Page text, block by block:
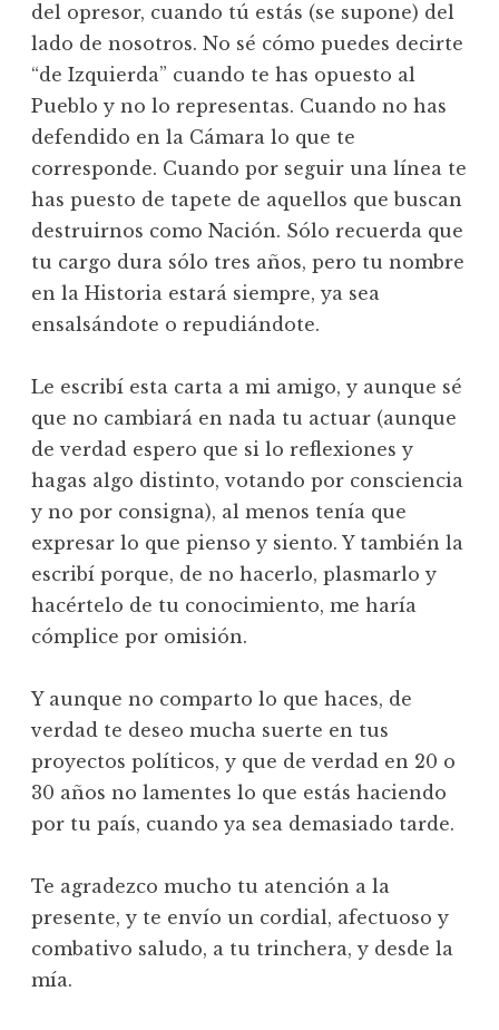
del opresor, cuando tú estás (se supone) del
lado de nosotros. No sé cómo puedes decirte
“de Izquierda” cuando te has opuesto al
Pueblo y no lo representas. Cuando no has
defendido en la Cámara lo que te
corresponde. Cuando por seguir una línea te
has puesto de tapete de aquellos que buscan
destruirnos como Nación. Sólo recuerda que
tu cargo dura sólo tres años, pero tu nombre
en la Historia estará siempre, ya sea
ensalsándote o repudiándote.
Le escribí esta carta a mi amigo, y aunque sé
que no cambiará en nada tu actuar (aunque
de verdad espero que si lo reflexiones y
hagas algo distinto, votando por consciencia
y no por consigna), al menos tenía que
expresar lo que pienso y siento. Y también la
escribí porque, de no hacerlo, plasmarlo y
hacértelo de tu conocimiento, me haría
cómplice por omisión.
Y aunque no comparto lo que haces, de
verdad te deseo mucha suerte en tus
proyectos políticos, y que de verdad en 20 o
30 años no lamentes lo que estás haciendo
por tu país, cuando ya sea demasiado tarde.
Te agradezco mucho tu atención a la
presente, y te envío un cordial, afectuoso y
combativo saludo, a tu trinchera, y desde la
mía.